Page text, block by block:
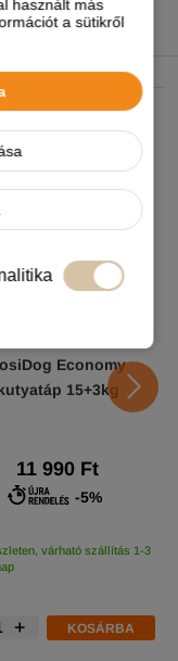
használt más
a sütikről
Economy
15+3kg
11 990 Ft
-5%
várható szállítás 1-3
+ KOSÁRBA